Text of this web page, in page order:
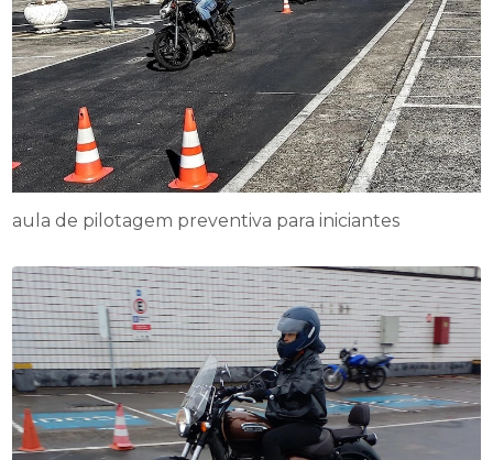
aula de pilotagem preventiva para iniciantes